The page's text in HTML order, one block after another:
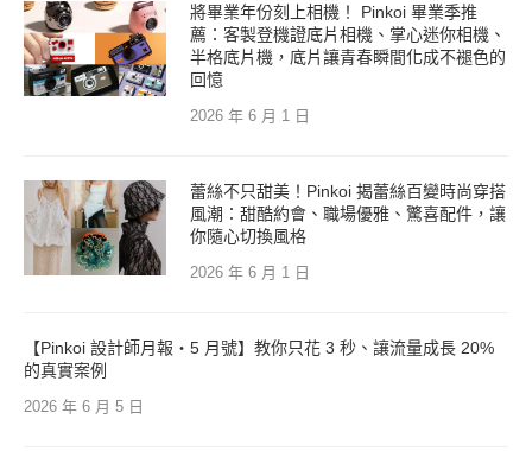
將畢業年份刻上相機！ Pinkoi 畢業季推
薦：客製登機證底片相機、掌心迷你相機、
半格底片機，底片讓青春瞬間化成不褪色的
回憶
2026 年 6 月 1 日
蕾絲不只甜美！Pinkoi 揭蕾絲百變時尚穿搭
風潮：甜酷約會、職場優雅、驚喜配件，讓
你隨心切換風格
2026 年 6 月 1 日
【Pinkoi 設計師月報・5 月號】教你只花 3 秒、讓流量成長 20%
的真實案例
2026 年 6 月 5 日